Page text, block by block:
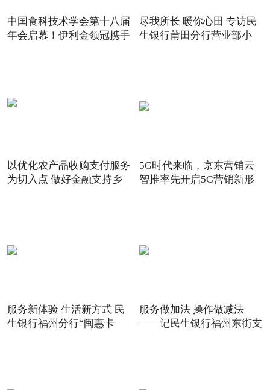
中国食科技术学会第十八届
年会启幕！伊利金领冠携手
尽我所长 暖你心田 专访民
生银行莆田分行营业部小
以优化农产品收购支付服务
为切入点 做好金融支持乡
5G时代来临，京东营销云
智推率先开启5G营销新形
服务新体验 生活新方式 民
生银行福州分行“闽惠卡
服务做加法 操作做减法
——记民生银行福州东街支